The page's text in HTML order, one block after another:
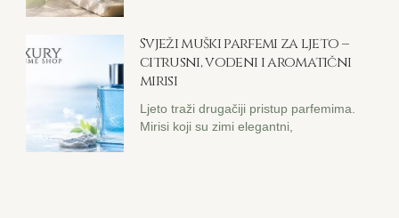
Svježi muški parfemi za ljeto –
citrusni, vodeni i aromatični
mirisi
Ljeto traži drugačiji pristup parfemima.
Mirisi koji su zimi elegantni,